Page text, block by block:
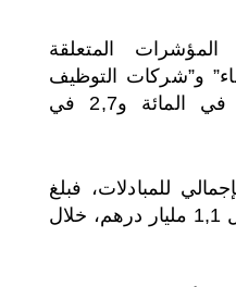
المتعلقة
و”شركات التوظيف
العقاري” انخفاضا بـ2,5 في المائة و2,7 في
للمبادلات، فبلغ
594,8 مليون درهم، مقابل 1,1 مليار درهم، خلال